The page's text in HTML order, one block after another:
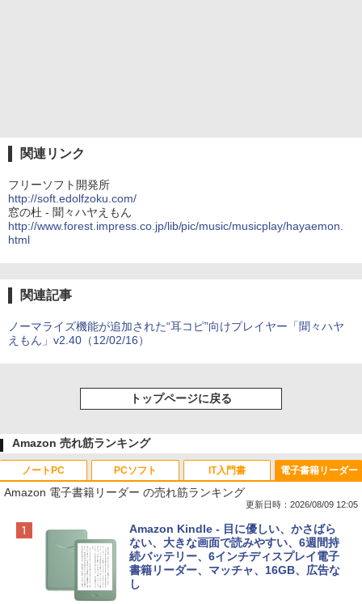
関連リンク
フリーソフト開発所
http://soft.edolfzoku.com/
窓の杜 - 聞々ハヤえもん
http://www.forest.impress.co.jp/lib/pic/music/musicplay/hayaemon.
html
関連記事
ノーマライズ機能が追加された“耳コピ”向けプレイヤー「聞々ハヤ
えもん」v2.40（12/02/16）
トップページに戻る
Amazon 売れ筋ランキング
ノートPC
Apple 2026 MacBook Neo A18 Proチッ
プ搭載13インチノートブック：AIとAppl
e Intelligenceのために設計、Liquid Ret
inaディスプレイ、8GBユニファイドメモ
リ、256GB SSDストレージ、1080p Fac
PCソフト
Robloxギフトカード - 800 Robux 【限
定バーチャルアイテムを含む】 【オンラ
インゲームコード】 ロブロックス | オン
ラインコード版
IT入門書
生成AIパスポート公式テキスト 第４版
￥1,766
電子書籍リーダー
Amazon 電子書籍リーダー の売れ筋ランキング
更新日時：2026/08/09 12:05
Amazon Kindle - 目に優しい、かさばら
ない、大きな画面で読みやすい、6週間持
続バッテリー、6インチディスプレイ電子
書籍リーダー、マッチャ、16GB、広告な
し